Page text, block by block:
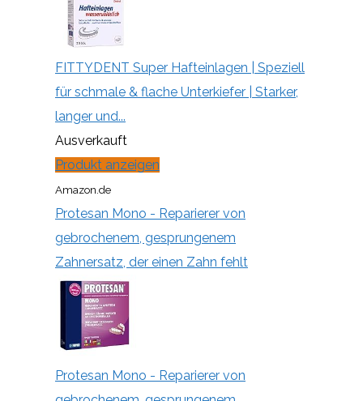
FITTYDENT Super Hafteinlagen | Speziell
für schmale & flache Unterkiefer | Starker,
langer und...
Ausverkauft
Produkt anzeigen
Amazon.de
Protesan Mono - Reparierer von
gebrochenem, gesprungenem
Zahnersatz, der einen Zahn fehlt
Protesan Mono - Reparierer von